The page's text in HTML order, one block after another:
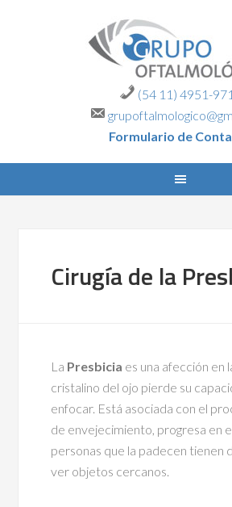
(54 11) 4951-
Formulario de
Cirugía de la
La Presbicia es una afección en
cristalino del ojo pierde su
enfocar. Está asociada con el
de envejecimiento, progresa en
personas que la padecen tienen
ver objetos cercanos.